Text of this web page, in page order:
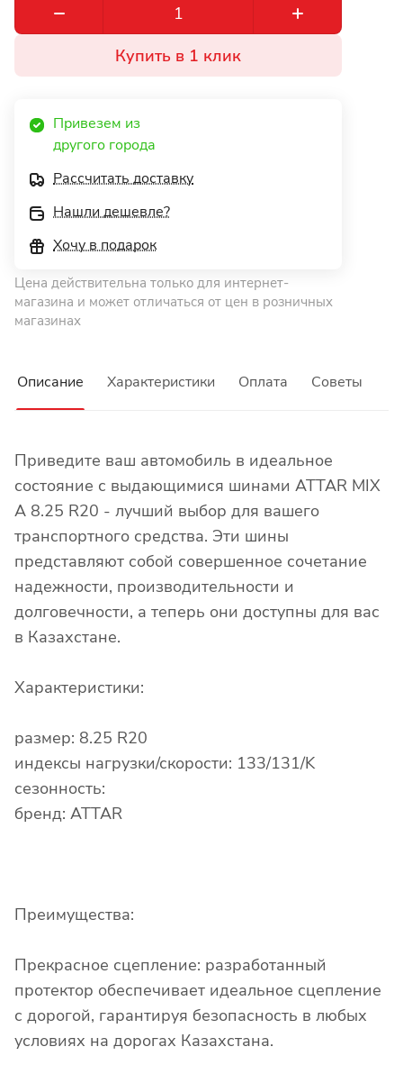
Купить в 1 клик
Привезем из
другого города
Рассчитать доставку
Нашли дешевле?
Хочу в подарок
Цена действительна только для интернет-
магазина и может отличаться от цен в розничных
магазинах
Описание Характеристики Оплата Советы
Приведите ваш автомобиль в идеальное
состояние с выдающимися шинами ATTAR MIX
A 8.25 R20 - лучший выбор для вашего
транспортного средства. Эти шины
представляют собой совершенное сочетание
надежности, производительности и
долговечности, а теперь они доступны для вас
в Казахстане.
Характеристики:
размер: 8.25 R20
индексы нагрузки/скорости: 133/131/K
сезонность:
бренд: ATTAR
Преимущества:
Прекрасное сцепление: разработанный
протектор обеспечивает идеальное сцепление
с дорогой, гарантируя безопасность в любых
условиях на дорогах Казахстана.